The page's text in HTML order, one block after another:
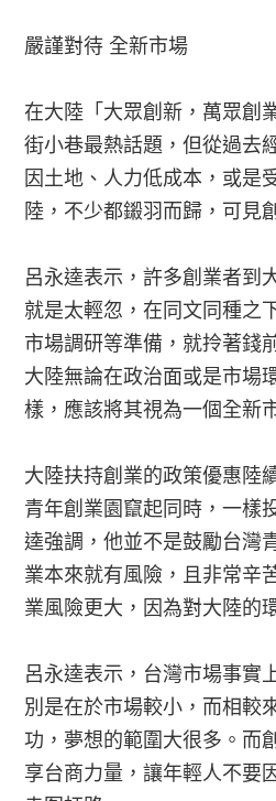
嚴謹對待 全新市場
在大陸「大眾創新，萬眾創
街小巷最熱話題，但從過去
因土地、人力低成本，或是
陸，不少都鎩羽而歸，可見
呂永逵表示，許多創業者到
就是太輕忽，在同文同種之
市場調研等準備，就拎著錢
大陸無論在政治面或是市場
樣，應該將其視為一個全新
大陸扶持創業的政策優惠陸
青年創業園竄起同時，一樣
逵強調，他並不是鼓勵台灣
業本來就有風險，且非常辛
業風險更大，因為對大陸的
呂永逵表示，台灣市場事實
別是在於市場較小，而相較
功，夢想的範圍大很多。而
享台商力量，讓年輕人不要